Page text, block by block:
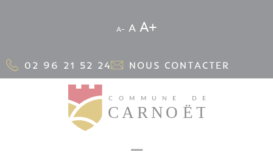
A A A
02 96 21 52 24 NOUS CONTACTER